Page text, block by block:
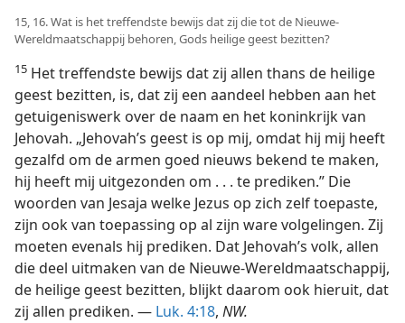
15, 16. Wat is het treffendste bewijs dat zij die tot de Nieuwe-
Wereldmaatschappij behoren, Gods heilige geest bezitten?
15 Het treffendste bewijs dat zij allen thans de heilige
geest bezitten, is, dat zij een aandeel hebben aan het
getuigeniswerk over de naam en het koninkrijk van
Jehovah. „Jehovah’s geest is op mij, omdat hij mij heeft
gezalfd om de armen goed nieuws bekend te maken,
hij heeft mij uitgezonden om . . . te prediken.” Die
woorden van Jesaja welke Jezus op zich zelf toepaste,
zijn ook van toepassing op al zijn ware volgelingen. Zij
moeten evenals hij prediken. Dat Jehovah’s volk, allen
die deel uitmaken van de Nieuwe-Wereldmaatschappij,
de heilige geest bezitten, blijkt daarom ook hieruit, dat
zij allen prediken. — Luk. 4:18, NW.